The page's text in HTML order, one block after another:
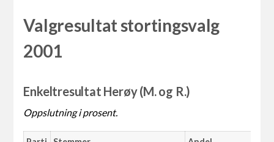
Valgresultat stortingsvalg
2001
Enkeltresultat Herøy (M. og R.)
Oppslutning i prosent.